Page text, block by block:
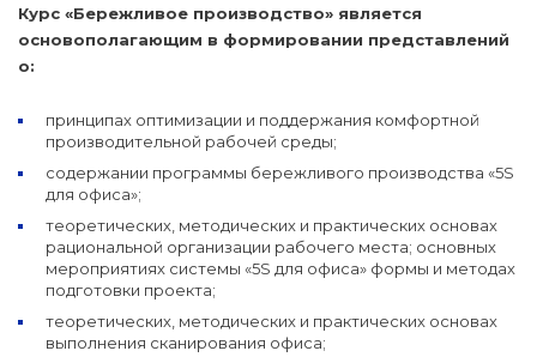
Курс «Бережливое производство» является
основополагающим в формировании представлений
о:
принципах оптимизации и поддержания комфортной
производительной рабочей среды;
содержании программы бережливого производства «5S
для офиса»;
теоретических, методических и практических основах
рациональной организации рабочего места; основных
мероприятиях системы «5S для офиса» формы и методах
подготовки проекта;
теоретических, методических и практических основах
выполнения сканирования офиса;